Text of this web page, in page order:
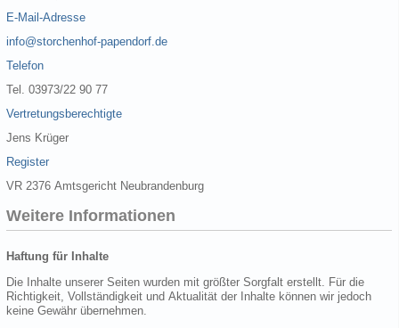
E-Mail-Adresse
info@storchenhof-papendorf.de
Telefon
Tel. 03973/22 90 77
Vertretungsberechtigte
Jens Krüger
Register
VR 2376 Amtsgericht Neubrandenburg
Weitere Informationen
Haftung für Inhalte
Die Inhalte unserer Seiten wurden mit größter Sorgfalt erstellt. Für die
Richtigkeit, Vollständigkeit und Aktualität der Inhalte können wir jedoch
keine Gewähr übernehmen.